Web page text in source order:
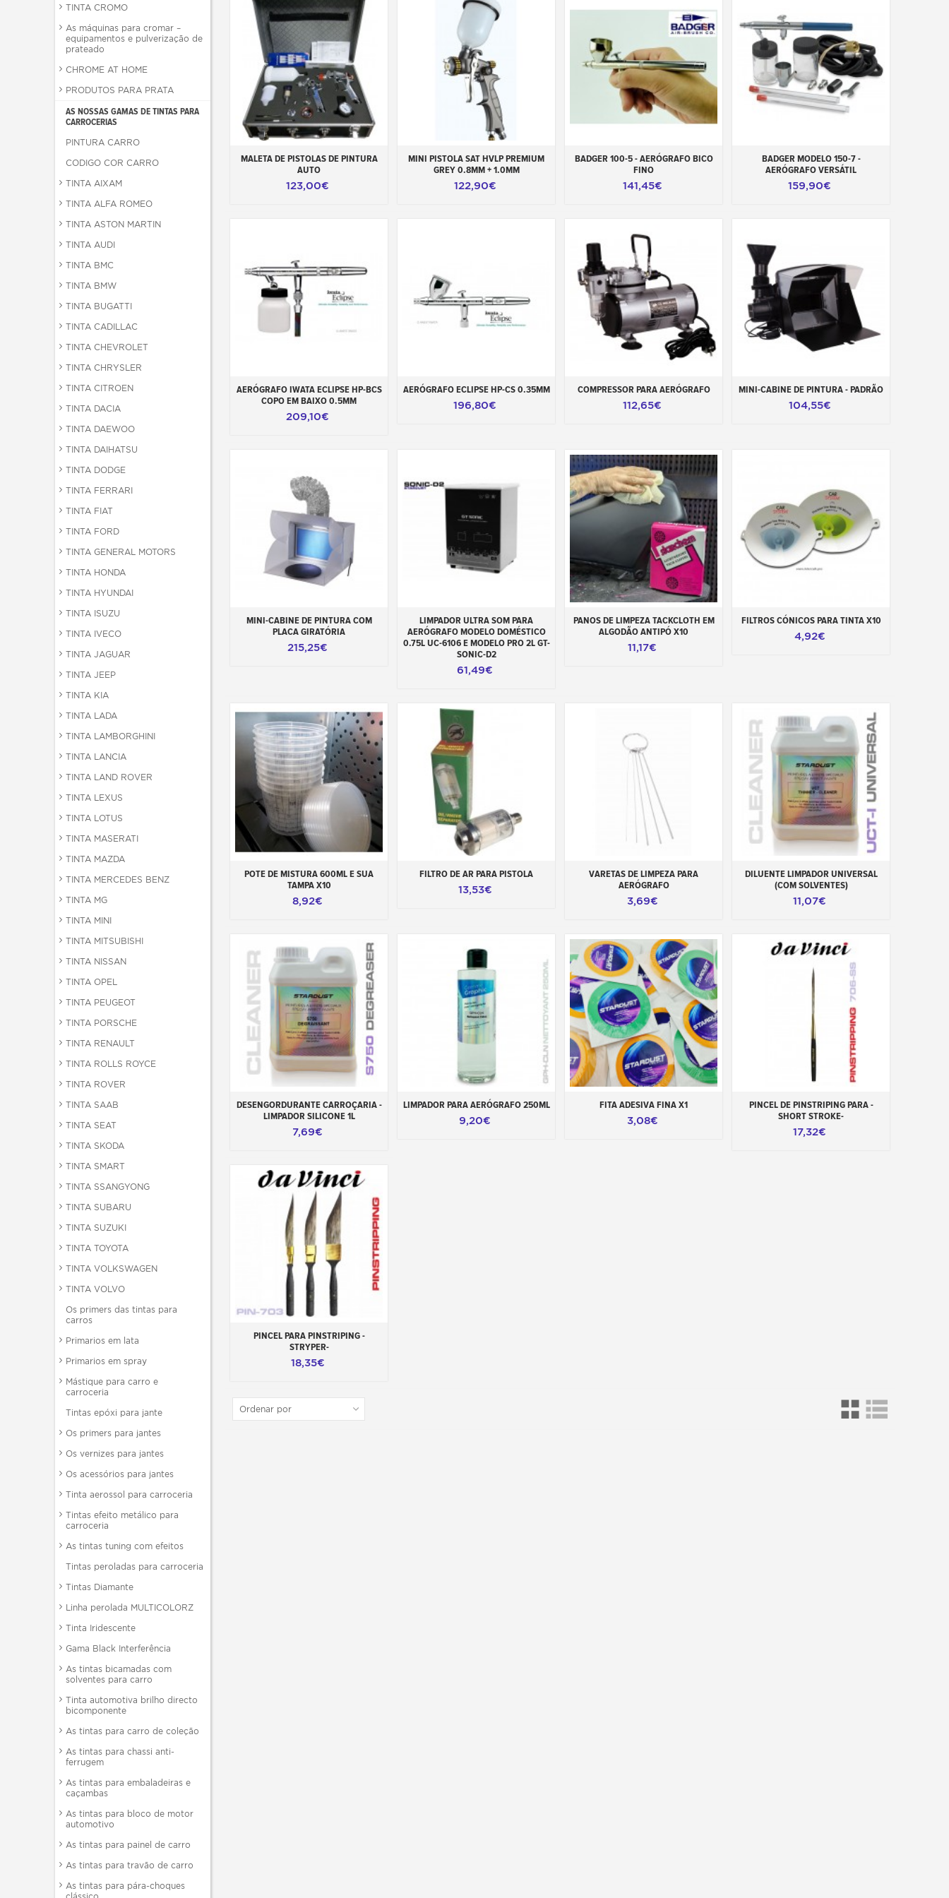
TINTA CROMO
As máquinas para cromar –
equipamentos e pulverização de
prateado
CHROME AT HOME
PRODUTOS PARA PRATA
AS NOSSAS GAMAS DE TINTAS PARA
CARROCERIAS
PINTURA CARRO
CODIGO COR CARRO
TINTA AIXAM
TINTA ALFA ROMEO
TINTA ASTON MARTIN
TINTA AUDI
TINTA BMC
TINTA BMW
TINTA BUGATTI
TINTA CADILLAC
TINTA CHEVROLET
TINTA CHRYSLER
TINTA CITROEN
TINTA DACIA
TINTA DAEWOO
TINTA DAIHATSU
TINTA DODGE
TINTA FERRARI
TINTA FIAT
TINTA FORD
TINTA GENERAL MOTORS
TINTA HONDA
TINTA HYUNDAI
TINTA ISUZU
TINTA IVECO
TINTA JAGUAR
TINTA JEEP
TINTA KIA
TINTA LADA
TINTA LAMBORGHINI
TINTA LANCIA
TINTA LAND ROVER
TINTA LEXUS
TINTA LOTUS
TINTA MASERATI
TINTA MAZDA
TINTA MERCEDES BENZ
TINTA MG
TINTA MINI
TINTA MITSUBISHI
TINTA NISSAN
TINTA OPEL
TINTA PEUGEOT
TINTA PORSCHE
TINTA RENAULT
TINTA ROLLS ROYCE
TINTA ROVER
TINTA SAAB
TINTA SEAT
TINTA SKODA
TINTA SMART
TINTA SSANGYONG
TINTA SUBARU
TINTA SUZUKI
TINTA TOYOTA
TINTA VOLKSWAGEN
TINTA VOLVO
Os primers das tintas para
carros
Primarios em lata
Primarios em spray
Mástique para carro e
carroceria
Tintas epóxi para jante
Os primers para jantes
Os vernizes para jantes
Os acessórios para jantes
Tinta aerossol para carroceria
Tintas efeito metálico para
carroceria
As tintas tuning com efeitos
Tintas peroladas para carroceria
Tintas Diamante
Linha perolada MULTICOLORZ
Tinta Iridescente
Gama Black Interferência
As tintas bicamadas com
solventes para carro
Tinta automotiva brilho directo
bicomponente
As tintas para carro de coleção
As tintas para chassi anti-
ferrugem
As tintas para embaladeiras e
caçambas
As tintas para bloco de motor
automotivo
As tintas para painel de carro
As tintas para travão de carro
As tintas para pára-choques
Adicionar ao carrinho
MALETA DE PISTOLAS DE PINTURA
AUTO
123,00€
Adicionar ao carrinho
MINI PISTOLA SAT HVLP PREMIUM
GREY 0.8MM + 1.0MM
122,90€
Adicionar ao carrinho
BADGER 100-5 - AERÓGRAFO BICO
FINO
141,45€
Adicionar ao carrinho
BADGER MODELO 150-7 -
AERÓGRAFO VERSÁTIL
159,90€
Adicionar ao carrinho
AERÓGRAFO IWATA ECLIPSE HP-BCS
COPO EM BAIXO 0.5MM
209,10€
Adicionar ao carrinho
AERÓGRAFO ECLIPSE HP-CS 0.35MM
196,80€
Adicionar ao carrinho
COMPRESSOR PARA AERÓGRAFO
112,65€
Adicionar ao carrinho
MINI-CABINE DE PINTURA - PADRÃO
104,55€
Adicionar ao carrinho
MINI-CABINE DE PINTURA COM
PLACA GIRATÓRIA
215,25€
Adicionar ao carrinho
LIMPADOR ULTRA SOM PARA
AERÓGRAFO MODELO DOMÉSTICO
0.75L UC-6106 E MODELO PRO 2L GT-
SONIC-D2
61,49€
Adicionar ao carrinho
PANOS DE LIMPEZA TACKCLOTH EM
ALGODÃO ANTIPÓ X10
11,17€
Adicionar ao carrinho
FILTROS CÓNICOS PARA TINTA X10
4,92€
Adicionar ao carrinho
POTE DE MISTURA 600ML E SUA
TAMPA X10
8,92€
Adicionar ao carrinho
FILTRO DE AR PARA PISTOLA
13,53€
Adicionar ao carrinho
VARETAS DE LIMPEZA PARA
AERÓGRAFO
3,69€
Adicionar ao carrinho
DILUENTE LIMPADOR UNIVERSAL
(COM SOLVENTES)
11,07€
Adicionar ao carrinho
DESENGORDURANTE CARROÇARIA -
LIMPADOR SILICONE 1L
7,69€
Adicionar ao carrinho
LIMPADOR PARA AERÓGRAFO 250ML
9,20€
Adicionar ao carrinho
FITA ADESIVA FINA X1
3,08€
Adicionar ao carrinho
PINCEL DE PINSTRIPING PARA -
SHORT STROKE-
17,32€
Adicionar ao carrinho
PINCEL PARA PINSTRIPING -
STRYPER-
18,35€
Ordenar por